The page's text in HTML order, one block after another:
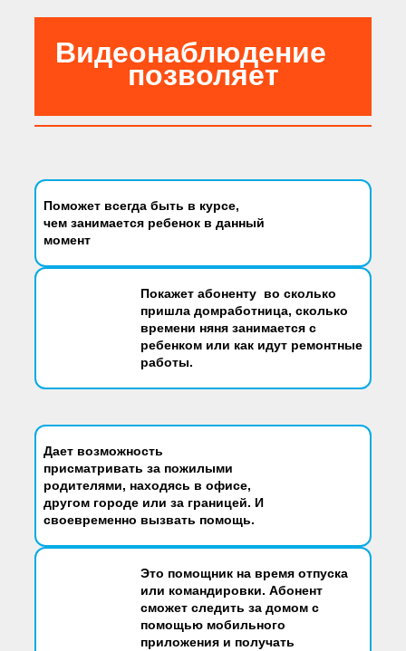
Видеонаблюдение
позволяет
Поможет всегда быть в курсе,
чем занимается ребенок в данный
момент
Покажет абоненту во сколько
пришла домработница, сколько
времени няня занимается с
ребенком или как идут ремонтные
работы.
Дает возможность
присматривать за пожилыми
родителями, находясь в офисе,
другом городе или за границей. И
своевременно вызвать помощь.
Это помощник на время отпуска
или командировки. Абонент
сможет следить за домом с
помощью мобильного
приложения и получать